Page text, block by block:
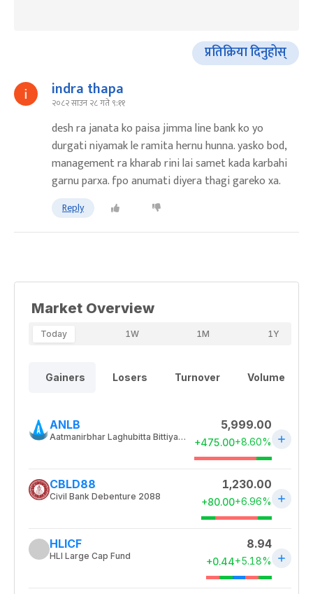
प्रतिक्रिया दिनुहोस्
indra thapa
२०८२ साउन २८ गते ९:११
desh ra janata ko paisa jimma line bank ko yo
durgati niyamak le ramita hernu hunna. yasko bod,
management ra kharab rini lai samet kada karbahi
garnu parxa. fpo anumati diyera thagi gareko xa.
Reply